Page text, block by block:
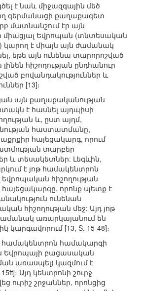
է նաև միջազգային մեծ
գերմանացի քաղաքագետ
մատնանշում էր այն
միացյալ Եվրոպան (տնտեսական
է միայն այն ժամանակ
եթե այն ունենա տարորոշված
լինեն հիշողության ընդհանուր
բովանդակություններ և
[13]։
այն քաղաքականության
է հասնել այդպիսի
և, ըստ այդմ,
հաստատմանը,
հայեցակարգ, որում
տարբեր
և տեսակետներ: Լեգևին,
է յոթ համակենտրոն
եվրոպական հիշողության
որոնք պետք է
ունենան
հիշողության մեջ: Այդ յոթ
առարկայանում են
կարգավորում [13, S. 15-48]։
համակենտրոն համակարգի
Եվրոպայի բացասական
առասպել) կազմում է
Այդ կենտրոնի շուրջ
ուրիշ շրջաններ, որոնցից